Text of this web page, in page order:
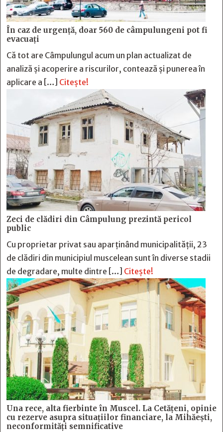
În caz de urgență, doar 560 de câmpulungeni pot fi
evacuați
Că tot are Câmpulungul acum un plan actualizat de
analiză și acoperire a riscurilor, contează și punerea în
aplicare a […] Citește!
Zeci de clădiri din Câmpulung prezintă pericol
public
Cu proprietar privat sau aparținând municipalității, 23
de clădiri din municipiul muscelean sunt în diverse stadii
de degradare, multe dintre […] Citește!
Una rece, alta fierbinte în Muscel. La Cetăţeni, opinie
cu rezerve asupra situaţiilor financiare, la Mihăeşti,
neconformităţi semnificative